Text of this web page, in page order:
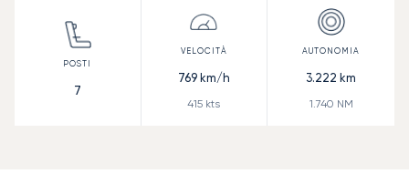
7
769km/h
415 kts
3.222 km
1.740 NM